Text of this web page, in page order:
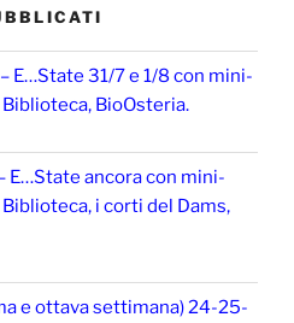
E…State 31/7 e 1/8 con mini-
BioOsteria.
E…State ancora con mini-
i corti del Dams,
e ottava settimana) 24-25-